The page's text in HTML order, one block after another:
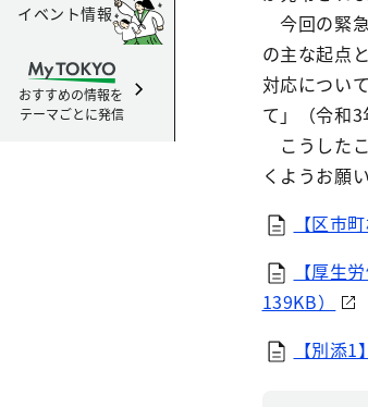
イベント情報
おすすめの情報を
テーマごとに発信
今回の緊
の主な起点
対応につい
て」（令和
こうした
くようお願
【区市
【厚生
139KB）
【別添